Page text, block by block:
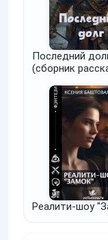
Последний
(сборник
Реалити-шоу